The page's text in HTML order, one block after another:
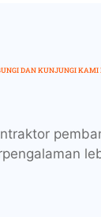
DAN KUNJUNGI KAMI